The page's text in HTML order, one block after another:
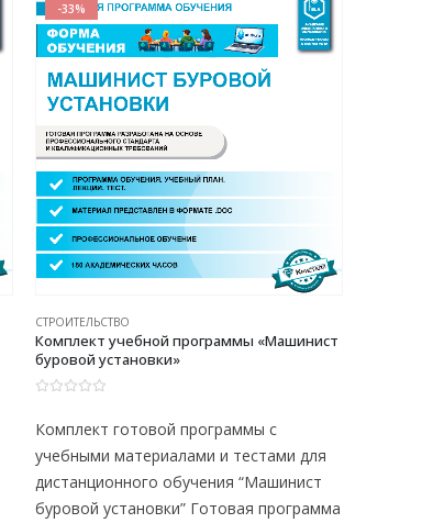
-33%
СТРОИТЕЛЬСТВО
Комплект учебной программы «Машинист
буровой установки»
Комплект готовой программы с
учебными материалами и тестами для
дистанционного обучения “Машинист
буровой установки” Готовая программа